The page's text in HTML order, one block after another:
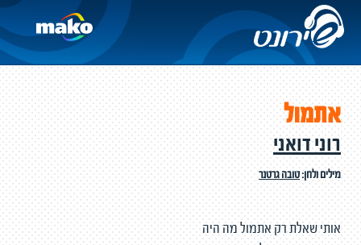
אתמול
רוני דואני
מילים ולחן:טובה גרטנר
אותי שאלת רק אתמול מה היה